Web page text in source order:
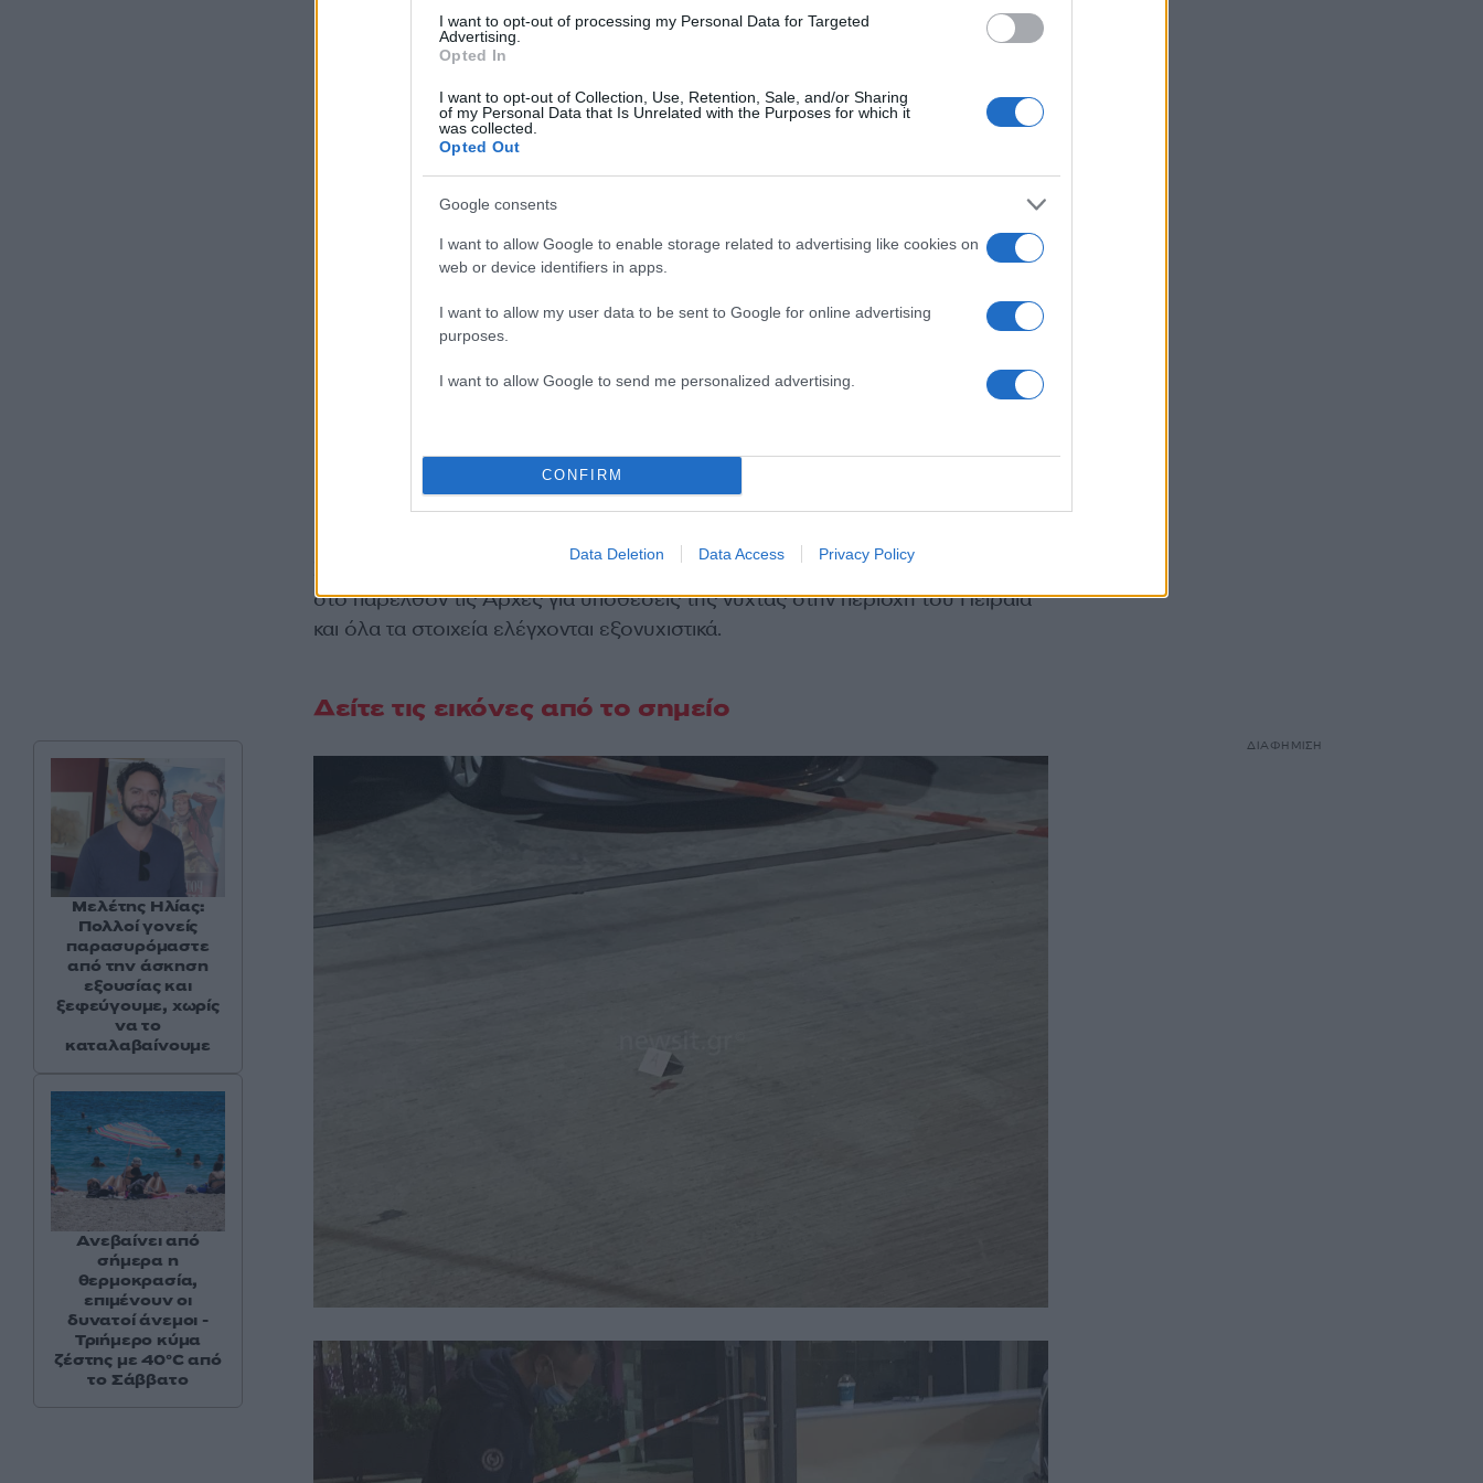
I want to opt-out of processing my Personal Data for Targeted
Advertising.
Opted In
I want to opt-out of Collection, Use, Retention, Sale, and/or Sharing
of my Personal Data that Is Unrelated with the Purposes for which it
was collected.
Opted Out
Google consents
I want to allow Google to enable storage related to advertising like cookies on
web or device identifiers in apps.
I want to allow my user data to be sent to Google for online advertising
purposes.
I want to allow Google to send me personalized advertising.
CONFIRM
Data Deletion Data Access Privacy Policy
Σύμφωνα με το ρεπορτάζ, οι δύο συλληφθέντες -πλέον- έχουν απασχολήσει
στο παρελθόν τις Αρχές για υποθέσεις της νύχτας στην περιοχή του Πειραιά
και όλα τα στοιχεία ελέγχονται εξονυχιστικά.
Δείτε τις εικόνες από το σημείο
Μελέτης Ηλίας:
Πολλοί γονείς
παρασυρόμαστε
από την άσκηση
εξουσίας και
ξεφεύγουμε, χωρίς
να το
καταλαβαίνουμε
Ανεβαίνει από
σήμερα η
θερμοκρασία,
επιμένουν οι
δυνατοί άνεμοι -
Τριήμερο κύμα
ζέστης με 40°C από
το Σάββατο
ΔΙΑΦΗΜΙΣΗ